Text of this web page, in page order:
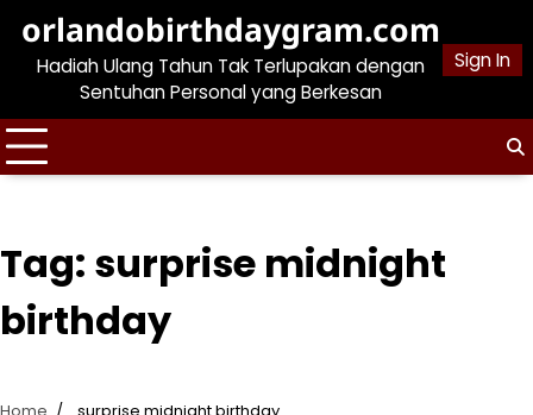
content
orlandobirthdaygram.com
Hadiah Ulang Tahun Tak Terlupakan dengan
Sentuhan Personal yang Berkesan
Sign In
Tag: surprise midnight
birthday